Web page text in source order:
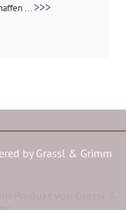
... >>>
by Grassl & Grimm
Produkt von Grassl &